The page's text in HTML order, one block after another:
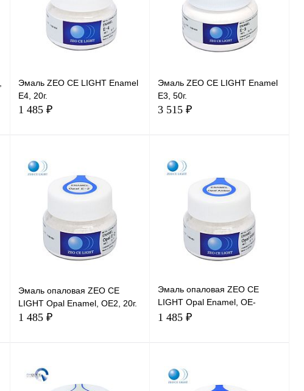
Эмаль ZEO CE LIGHT Enamel
E4, 20г.
1 485 ₽
Эмаль ZEO CE LIGHT Enamel
E3, 50г.
3 515 ₽
Эмаль опаловая ZEO CE
LIGHT Opal Enamel, OE2, 20г.
1 485 ₽
Эмаль опаловая ZEO CE
LIGHT Opal Enamel, OE-
Amber, 20г.
1 485 ₽